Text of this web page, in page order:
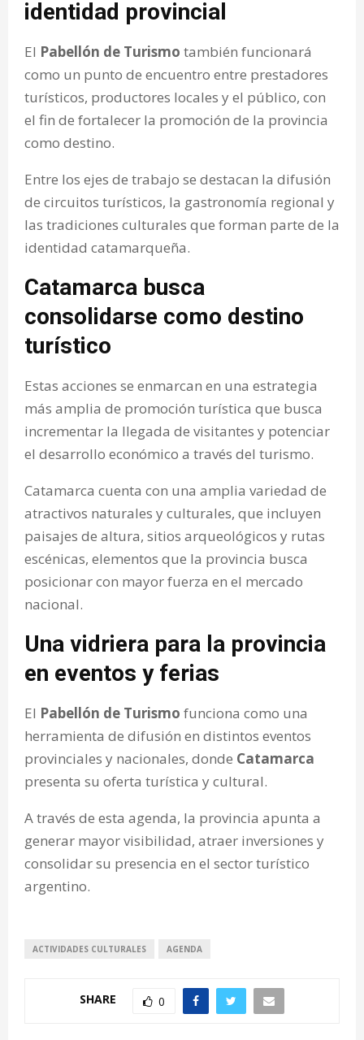
identidad provincial
El Pabellón de Turismo también funcionará
como un punto de encuentro entre prestadores
turísticos, productores locales y el público, con
el fin de fortalecer la promoción de la provincia
como destino.
Entre los ejes de trabajo se destacan la difusión
de circuitos turísticos, la gastronomía regional y
las tradiciones culturales que forman parte de la
identidad catamarqueña.
Catamarca busca
consolidarse como destino
turístico
Estas acciones se enmarcan en una estrategia
más amplia de promoción turística que busca
incrementar la llegada de visitantes y potenciar
el desarrollo económico a través del turismo.
Catamarca cuenta con una amplia variedad de
atractivos naturales y culturales, que incluyen
paisajes de altura, sitios arqueológicos y rutas
escénicas, elementos que la provincia busca
posicionar con mayor fuerza en el mercado
nacional.
Una vidriera para la provincia
en eventos y ferias
El Pabellón de Turismo funciona como una
herramienta de difusión en distintos eventos
provinciales y nacionales, donde Catamarca
presenta su oferta turística y cultural.
A través de esta agenda, la provincia apunta a
generar mayor visibilidad, atraer inversiones y
consolidar su presencia en el sector turístico
argentino.
ACTIVIDADES CULTURALES AGENDA
SHARE 0